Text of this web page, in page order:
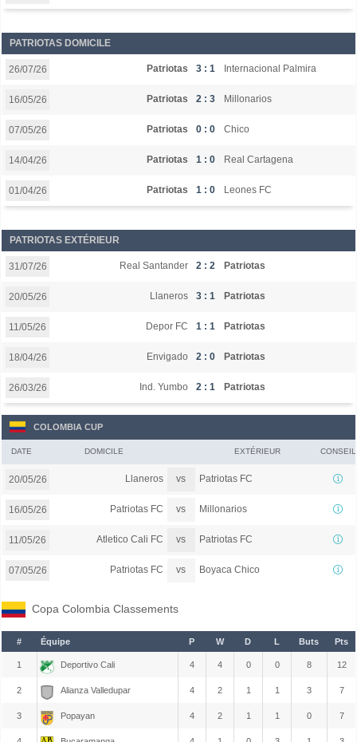
PATRIOTAS DOMICILE
26/07/26 Patriotas 3 : 1 Internacional Palmira
16/05/26 Patriotas 2 : 3 Millonarios
07/05/26 Patriotas 0 : 0 Chico
14/04/26 Patriotas 1 : 0 Real Cartagena
01/04/26 Patriotas 1 : 0 Leones FC
PATRIOTAS EXTÉRIEUR
31/07/26 Real Santander 2 : 2 Patriotas
20/05/26 Llaneros 3 : 1 Patriotas
11/05/26 Depor FC 1 : 1 Patriotas
18/04/26 Envigado 2 : 0 Patriotas
26/03/26 Ind. Yumbo 2 : 1 Patriotas
COLOMBIA CUP
DATE DOMICILE EXTÉRIEUR CONSEIL
20/05/26 Llaneros vs Patriotas FC
16/05/26 Patriotas FC vs Millonarios
11/05/26 Atletico Cali FC vs Patriotas FC
07/05/26 Patriotas FC vs Boyaca Chico
Copa Colombia Classements
# Équipe P W D L Buts Pts
1 Deportivo Cali 4 4 0 0 8 12
2 Alianza Valledupar 4 2 1 1 3 7
3 Popayan 4 2 1 1 0 7